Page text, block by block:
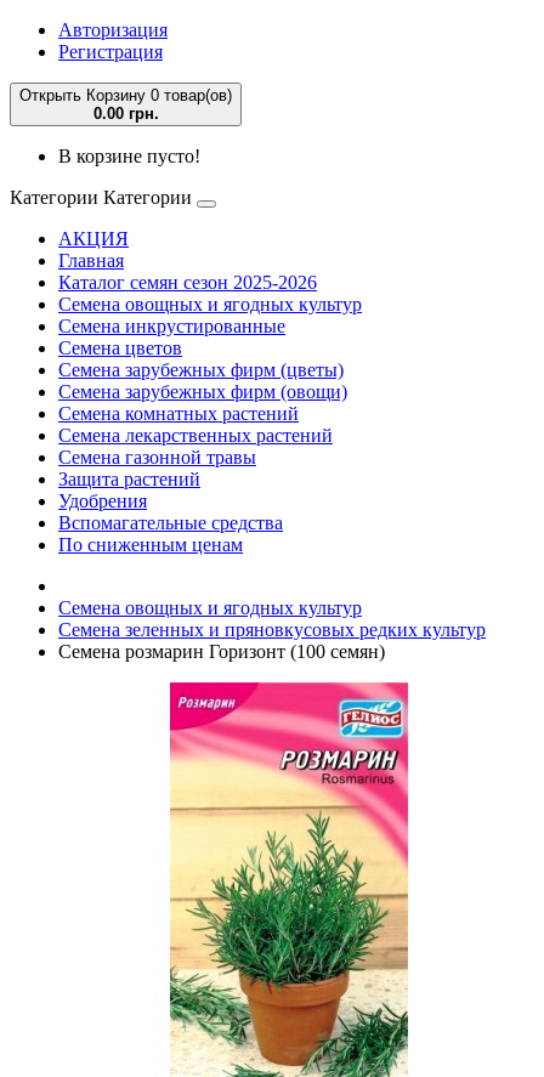
Авторизация
Регистрация
Открыть Корзину 0 товар(ов)
0.00 грн.
В корзине пусто!
Категории Категории
АКЦИЯ
Главная
Каталог семян сезон 2025-2026
Семена овощных и ягодных культур
Семена инкрустированные
Семена цветов
Семена зарубежных фирм (цветы)
Семена зарубежных фирм (овощи)
Семена комнатных растений
Семена лекарственных растений
Семена газонной травы
Защита растений
Удобрения
Вспомагательные средства
По сниженным ценам
Семена овощных и ягодных культур
Семена зеленных и пряновкусовых редких культур
Семена розмарин Горизонт (100 семян)